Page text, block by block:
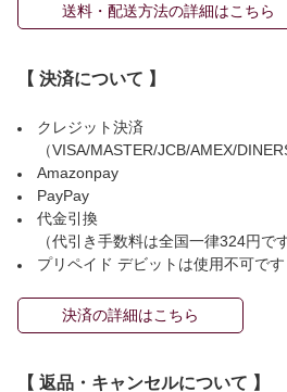
送料・配送方法の詳細はこちら
【 決済について 】
クレジット決済
（VISA/MASTER/JCB/AMEX/
Amazonpay
PayPay
代金引換
（代引き手数料は全国一律324円です
プリペイド デビットは使用不可です
決済の詳細はこちら
【 返品・キャンセルについて 】